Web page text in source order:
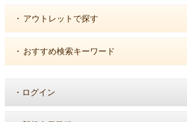
・ アウトレットで探す
・ おすすめ検索キーワード
・ ログイン